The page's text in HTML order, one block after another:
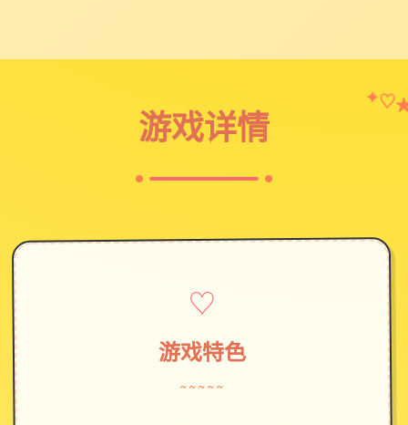
游戏详情
✦♡
♡
游戏特色
~~~~~